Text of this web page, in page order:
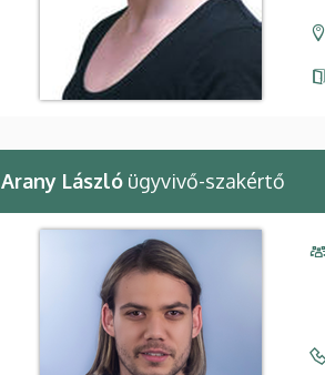
Arany László ügyvivő-szakértő